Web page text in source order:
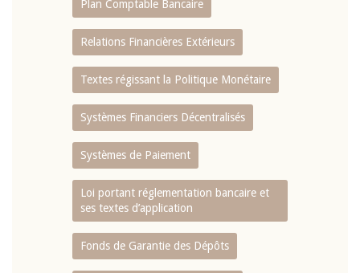
Plan Comptable Bancaire
Relations Financières Extérieurs
Textes régissant la Politique Monétaire
Systèmes Financiers Décentralisés
Systèmes de Paiement
Loi portant réglementation bancaire et
ses textes d’application
Fonds de Garantie des Dépôts